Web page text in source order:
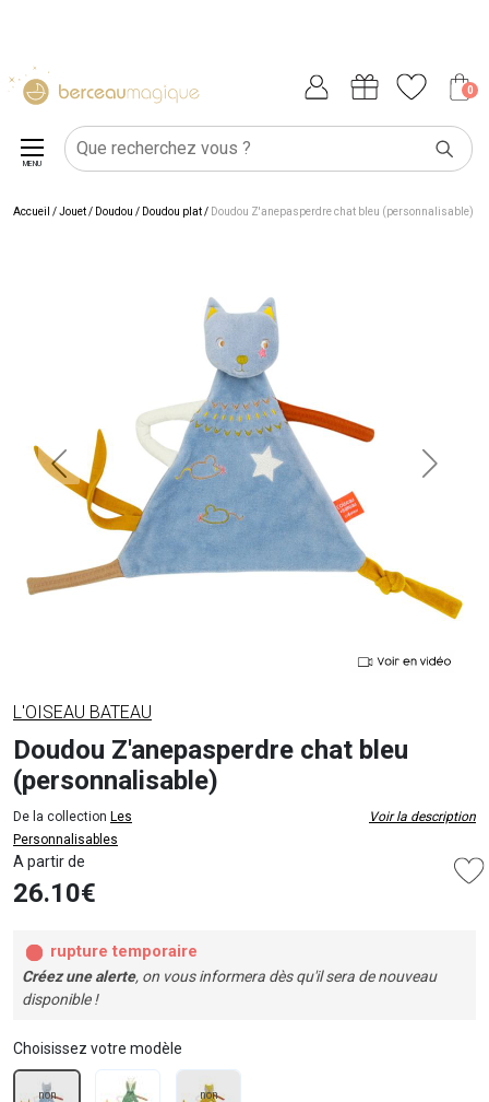
0
MENU
Accueil /Jouet/ Doudou / Doudou plat/ Doudou Z'anepasperdre chat bleu (personnalisable)
L'OISEAU BATEAU
Doudou Z'anepasperdre chat bleu
(personnalisable)
De la collection Les
Personnalisables
Voir la description
A partir de
26.10€
rupture temporaire
Créez une alerte, on vous informera dès qu'il sera de nouveau
disponible !
Choisissez votre modèle
non
non